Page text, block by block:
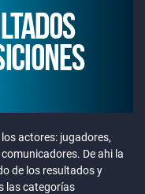
actores: jugadores,
De ahi la
de los resultados y
las categorías